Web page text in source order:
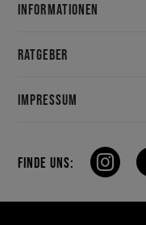
INFORMATIONEN
RATGEBER
IMPRESSUM
FINDE UNS: